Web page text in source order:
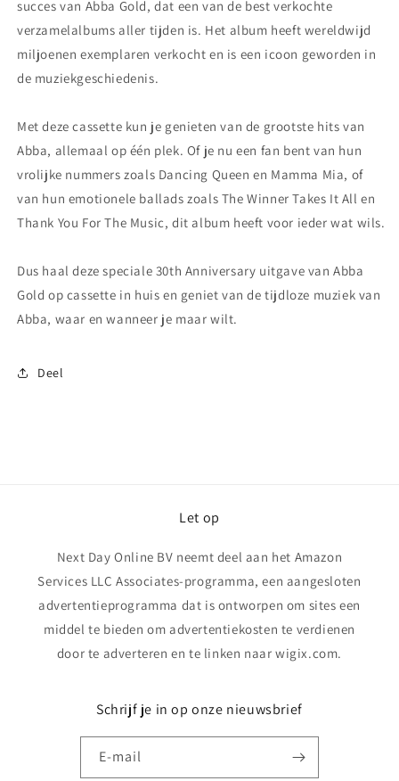
succes van Abba Gold, dat een van de best verkochte
verzamelalbums aller tijden is. Het album heeft wereldwijd
miljoenen exemplaren verkocht en is een icoon geworden in
de muziekgeschiedenis.
Met deze cassette kun je genieten van de grootste hits van
Abba, allemaal op één plek. Of je nu een fan bent van hun
vrolijke nummers zoals Dancing Queen en Mamma Mia, of
van hun emotionele ballads zoals The Winner Takes It All en
Thank You For The Music, dit album heeft voor ieder wat wils.
Dus haal deze speciale 30th Anniversary uitgave van Abba
Gold op cassette in huis en geniet van de tijdloze muziek van
Abba, waar en wanneer je maar wilt.
Deel
Let op
Next Day Online BV neemt deel aan het Amazon
Services LLC Associates-programma, een aangesloten
advertentieprogramma dat is ontworpen om sites een
middel te bieden om advertentiekosten te verdienen
door te adverteren en te linken naar wigix.com.
Schrijf je in op onze nieuwsbrief
E‑mail